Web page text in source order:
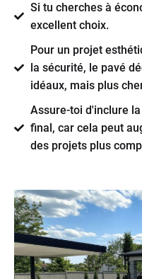
Si tu cherches à
excellent choix.
Pour un projet
la sécurité, le pavé
idéaux, mais plus
Assure-toi d'inclure
final, car cela peut
des projets plus